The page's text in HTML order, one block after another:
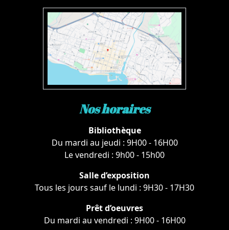
Nos horaires
Bibliothèque
Du mardi au jeudi : 9H00 - 16H00
Le vendredi : 9h00 - 15h00
Salle d’exposition
Tous les jours sauf le lundi : 9H30 - 17H30
Prêt d’oeuvres
Du mardi au vendredi : 9H00 - 16H00